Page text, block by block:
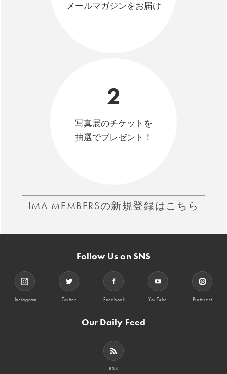
メールマガジンをお届け
2
写真展のチケットを
抽選でプレゼント！
IMA MEMBERSの新規登録はこちら
Follow Us on SNS
Instagram Twitter Facebook YouTube Pinterest
Our Daily Feed
RSS